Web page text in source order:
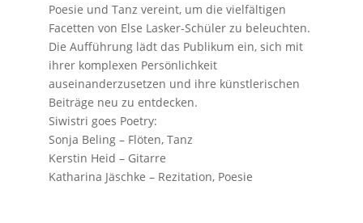
Poesie und Tanz vereint, um die vielfältigen
Facetten von Else Lasker-Schüler zu beleuchten.
Die Aufführung lädt das Publikum ein, sich mit
ihrer komplexen Persönlichkeit
auseinanderzusetzen und ihre künstlerischen
Beiträge neu zu entdecken.
Siwistri goes Poetry:
Sonja Beling – Flöten, Tanz
Kerstin Heid – Gitarre
Katharina Jäschke – Rezitation, Poesie